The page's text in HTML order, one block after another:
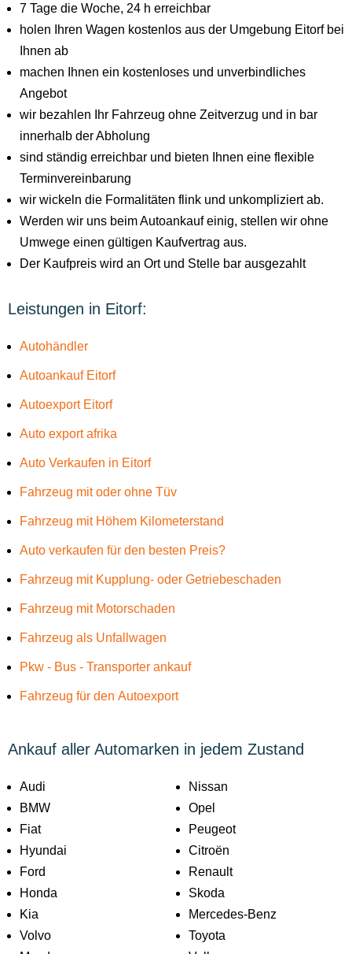
7 Tage die Woche, 24 h erreichbar
holen Ihren Wagen kostenlos aus der Umgebung Eitorf bei
Ihnen ab
machen Ihnen ein kostenloses und unverbindliches
Angebot
wir bezahlen Ihr Fahrzeug ohne Zeitverzug und in bar
innerhalb der Abholung
sind ständig erreichbar und bieten Ihnen eine flexible
Terminvereinbarung
wir wickeln die Formalitäten flink und unkompliziert ab.
Werden wir uns beim Autoankauf einig, stellen wir ohne
Umwege einen gültigen Kaufvertrag aus.
Der Kaufpreis wird an Ort und Stelle bar ausgezahlt
Leistungen in Eitorf:
Autohändler
Autoankauf Eitorf
Autoexport Eitorf
Auto export afrika
Auto Verkaufen in Eitorf
Fahrzeug mit oder ohne Tüv
Fahrzeug mit Höhem Kilometerstand
Auto verkaufen für den besten Preis?
Fahrzeug mit Kupplung- oder Getriebeschaden
Fahrzeug mit Motorschaden
Fahrzeug als Unfallwagen
Pkw - Bus - Transporter ankauf
Fahrzeug für den Autoexport
Ankauf aller Automarken in jedem Zustand
Audi
BMW
Fiat
Hyundai
Ford
Honda
Kia
Volvo
Nissan
Opel
Peugeot
Citroën
Renault
Skoda
Mercedes-Benz
Toyota